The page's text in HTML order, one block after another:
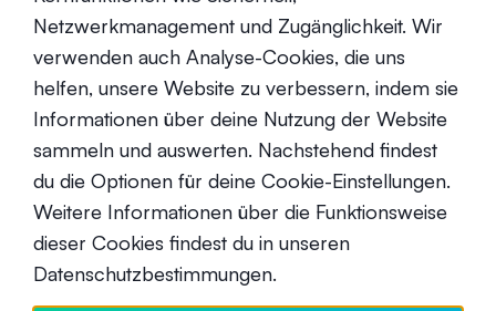
8. Dezember 2021
Was ist Sandbox (SAND)?
Anfänger
Netzwerkmanagement und Zugänglichkeit. Wir
verwenden auch Analyse-Cookies, die uns
helfen, unsere Website zu verbessern, indem sie
Informationen über deine Nutzung der Website
sammeln und auswerten. Nachstehend findest
du die Optionen für deine Cookie-Einstellungen.
Weitere Informationen über die Funktionsweise
dieser Cookies findest du in unseren
Datenschutzbestimmungen.